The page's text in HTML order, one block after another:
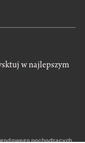
w najlepszym
pochodzących